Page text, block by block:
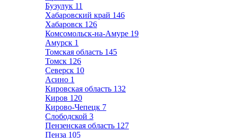
Бузулук 11
Хабаровский край 146
Хабаровск 126
Комсомольск-на-Амуре 19
Амурск 1
Томская область 145
Томск 126
Северск 10
Асино 1
Кировская область 132
Киров 120
Кирово-Чепецк 7
Слободской 3
Пензенская область 127
Пенза 105